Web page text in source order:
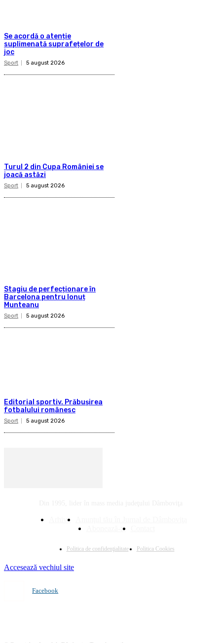
Se acordă o atenție
suplimenată suprafețelor de
joc
Sport 5 august 2026
Turul 2 din Cupa României se
joacă astăzi
Sport 5 august 2026
Stagiu de perfecționare în
Barcelona pentru Ionuț
Munteanu
Sport 5 august 2026
Editorial sportiv. Prăbușirea
fotbalului românesc
Sport 5 august 2026
Arhivă
Abonează-te
Politica de confidenţialitate Politica Cookies
Accesează vechiul site
Facebook